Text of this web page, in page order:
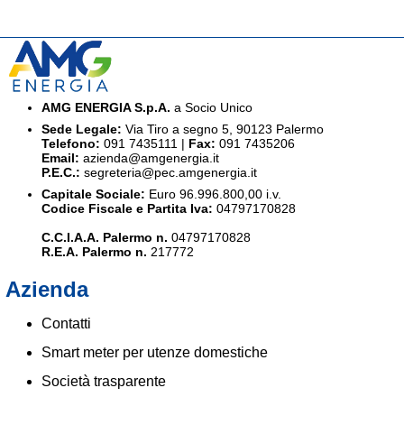
AMG ENERGIA S.p.A. a Socio Unico
Sede Legale: Via Tiro a segno 5, 90123 Palermo
Telefono: 091 7435111 | Fax: 091 7435206
Email: azienda@amgenergia.it
P.E.C.: segreteria@pec.amgenergia.it
Capitale Sociale: Euro 96.996.800,00 i.v.
Codice Fiscale e Partita Iva: 04797170828
C.C.I.A.A. Palermo n. 04797170828
R.E.A. Palermo n. 217772
Azienda
Contatti
Smart meter per utenze domestiche
Società trasparente